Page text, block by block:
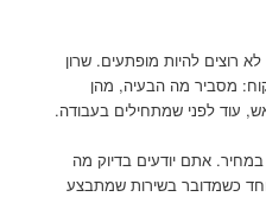
רוצים להיות מופתעים. שרון
מסביר מה הבעיה, מהן
עוד לפני שמתחילים בעבודה.
אתם יודעים בדיוק מה
כשמדובר בשירות שמתבצע